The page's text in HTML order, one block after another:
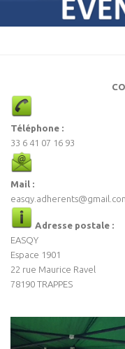
Téléphone :
33 6 41 07 16 93
Mail :
Adresse postale :
EASQY
Espace 1901
22 rue Maurice Ravel
78190 TRAPPES